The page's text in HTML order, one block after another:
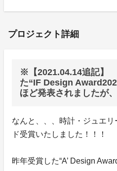
プロジェクト詳細
※【2021.04.14追記】
た“IF Design
ほど発表されましたが、
なんと、、、時計・ジュエ
ド受賞いたしました！！！
昨年受賞した“A’ Design